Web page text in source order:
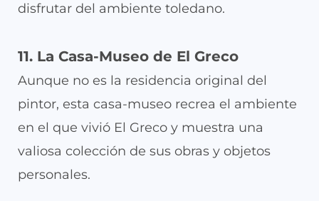
disfrutar del ambiente toledano.
11. La Casa-Museo de El Greco
Aunque no es la residencia original del
pintor, esta casa-museo recrea el ambiente
en el que vivió El Greco y muestra una
valiosa colección de sus obras y objetos
personales.